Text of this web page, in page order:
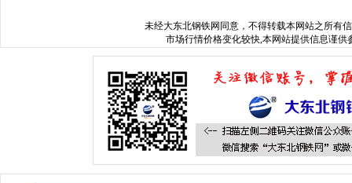
未经大东北钢铁网 同意，不得转载本网站之所有
市场行情价格变化较快,本网站提供信息谨供